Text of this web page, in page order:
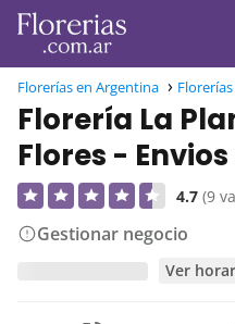
Florerías en Argentina
Florería La
Flores -
4.7 (9
Gestionar negocio
Ver